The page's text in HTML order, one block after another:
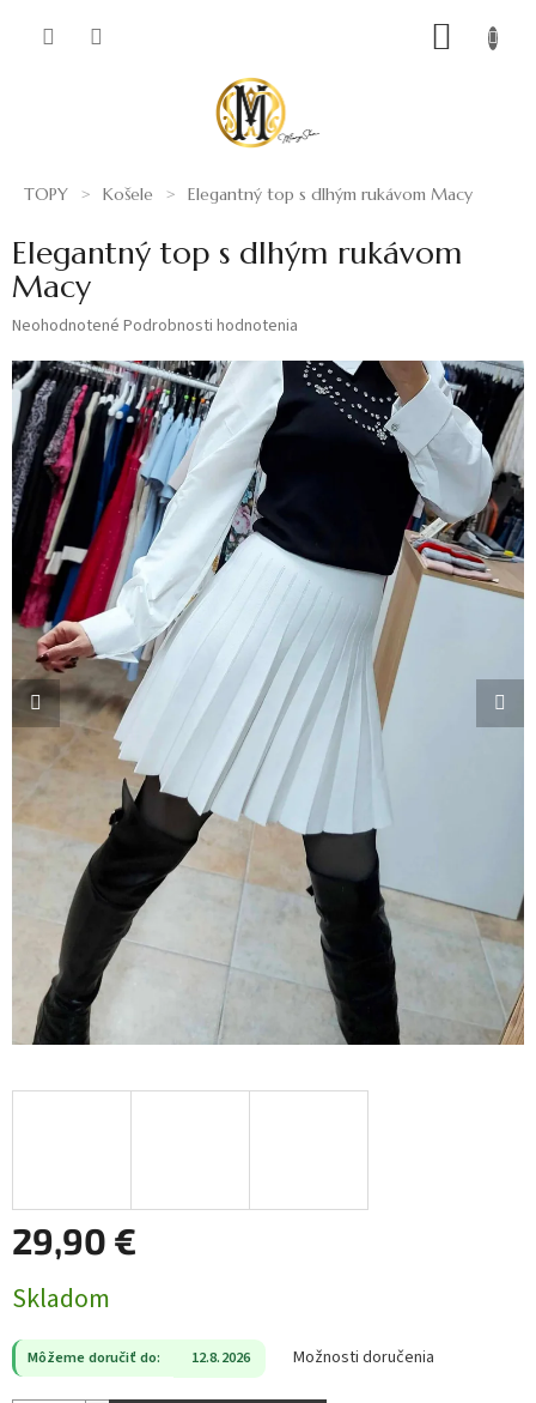
TOPY Košele Elegantný top s dlhým rukávom Macy
Elegantný top s dlhým rukávom
Macy
Priemerné
produktu
je
0,0
z
5
hviezdičiek.
Neohodnotené Podrobnosti hodnotenia
29,90 €
cena:
Skladom
Môžeme doručiť do: 12.8.2026 Možnosti doručenia